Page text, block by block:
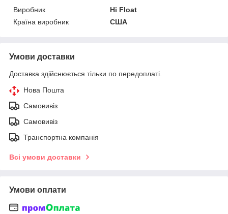
Виробник
Hi Float
Країна виробник
США
Умови доставки
Доставка здійснюється тільки по передоплаті.
Нова Пошта
Самовивіз
Самовивіз
Транспортна компанія
Всі умови доставки
Умови оплати